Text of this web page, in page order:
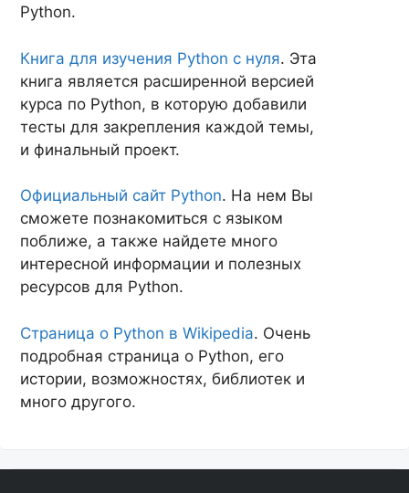
Python.
Книга для изучения Python с нуля. Эта
книга является расширенной версией
курса по Python, в которую добавили
тесты для закрепления каждой темы,
и финальный проект.
Официальный сайт Python. На нем Вы
сможете познакомиться с языком
поближе, а также найдете много
интересной информации и полезных
ресурсов для Python.
Страница о Python в Wikipedia. Очень
подробная страница о Python, его
истории, возможностях, библиотек и
много другого.